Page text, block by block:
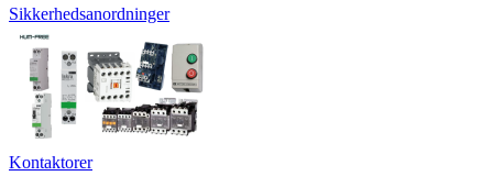
Sikkerhedsanordninger
Kontaktorer